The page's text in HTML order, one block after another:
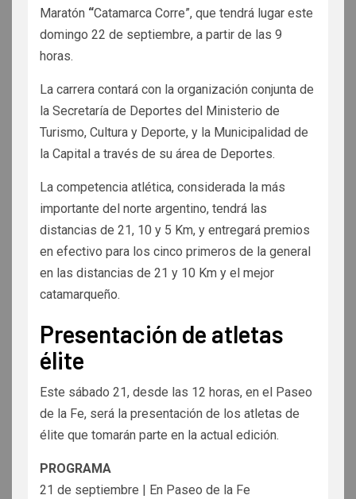
Maratón “Catamarca Corre”, que tendrá lugar este
domingo 22 de septiembre, a partir de las 9
horas.
La carrera contará con la organización conjunta de
la Secretaría de Deportes del Ministerio de
Turismo, Cultura y Deporte, y la Municipalidad de
la Capital a través de su área de Deportes.
La competencia atlética, considerada la más
importante del norte argentino, tendrá las
distancias de 21, 10 y 5 Km, y entregará premios
en efectivo para los cinco primeros de la general
en las distancias de 21 y 10 Km y el mejor
catamarqueño.
Presentación de atletas
élite
Este sábado 21, desde las 12 horas, en el Paseo
de la Fe, será la presentación de los atletas de
élite que tomarán parte en la actual edición.
PROGRAMA
21 de septiembre | En Paseo de la Fe